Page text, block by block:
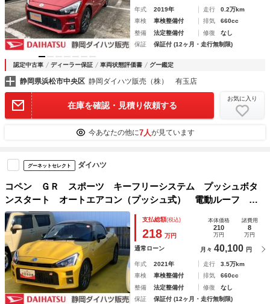
年式 2019年 走行
0.2万km
車検
車検整備付 排気
660cc
整備
法定整備付 修復
なし
保証
保証付 (12ヶ月・走行無制限)
認定中古車 ディーラー保証 車両状態評価書 グー鑑定
静岡県浜松市中央区 静岡ダイハツ販売（株） 有玉店
在庫を確認・見積り依頼する
お気に入り
今あなたの他に7人が見ています
グーネットセレクト ダイハツ
コペン ＧＲ スポーツ キーフリーシステム プッシュボタ
ンスタート オートエアコン（プッシュ式） 電動ルーフ パ
ワーウィンドウ ＬＥＤヘッドライト アルミホイール
支払総額(税込)
218 万円
本体価格
210
万円
諸費用
8
万円
通常ローン 月々 40,100 円
年式 2021年 走行
3.5万km
車検
車検整備付 排気
660cc
整備
法定整備付 修復
なし
保証
保証付 (12ヶ月・走行無制限)